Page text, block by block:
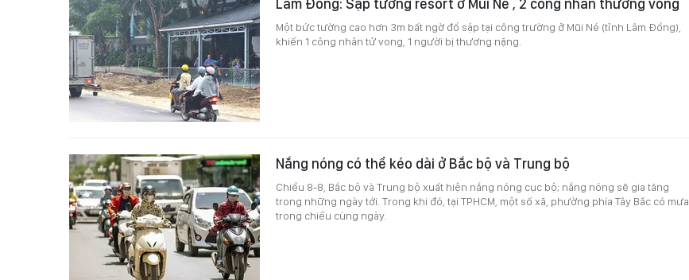
Lâm Đồng: Sập tường resort ở Mũi Né , 2 công nhân thương vong
Một bức tường cao hơn 3m bất ngờ đổ sập tại công trường ở Mũi Né (tỉnh Lâm Đồng),
khiến 1 công nhân tử vong, 1 người bị thương nặng.
Nắng nóng có thể kéo dài ở Bắc bộ và Trung bộ
Chiều 8-8, Bắc bộ và Trung bộ xuất hiện nắng nóng cục bộ; nắng nóng sẽ gia tăng
trong những ngày tới. Trong khi đó, tại TPHCM, một số xã, phường phía Tây Bắc có mưa
trong chiều cùng ngày.